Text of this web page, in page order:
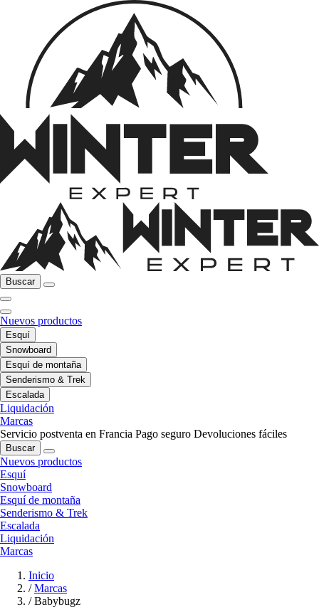
Buscar
Nuevos productos
Esquí
Snowboard
Esquí de montaña
Senderismo & Trek
Escalada
Liquidación
Marcas
Servicio postventa en Francia Pago seguro Devoluciones fáciles
Buscar
Nuevos productos
Esquí
Snowboard
Esquí de montaña
Senderismo & Trek
Escalada
Liquidación
Marcas
Inicio
/ Marcas
/ Babybugz